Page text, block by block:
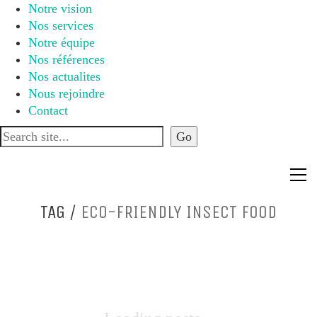
Notre vision
Nos services
Notre équipe
Nos références
Nos actualites
Nous rejoindre
Contact
TAG / ECO-FRIENDLY INSECT FOOD